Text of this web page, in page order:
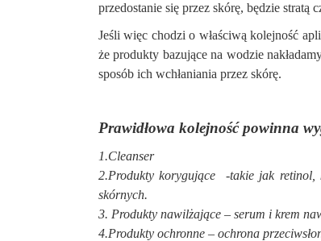
przedostanie się przez skórę, będzie stratą
Jeśli więc chodzi o właściwą kolejność
że produkty bazujące na wodzie
sposób ich wchłaniania przez skórę.
Prawidłowa kolejność powinna
1.Cleanser
2.Produkty korygujące -takie jak retinol,
skórnych.
3. Produkty nawilżające – serum i krem
4.Produkty ochronne – ochrona